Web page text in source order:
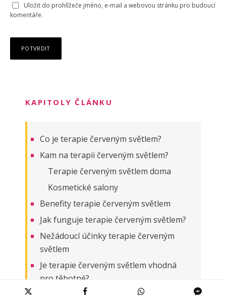
Uložit do prohlížeče jméno, e-mail a webovou stránku pro budoucí
komentáře.
KAPITOLY ČLÁNKU
Co je terapie červeným světlem?
Kam na terapii červeným světlem?
Terapie červeným světlem doma
Kosmetické salony
Benefity terapie červeným světlem
Jak funguje terapie červeným světlem?
Nežádoucí účinky terapie červeným
světlem
Je terapie červeným světlem vhodná
pro těhotné?
Je terapie červeným světlem vhodná